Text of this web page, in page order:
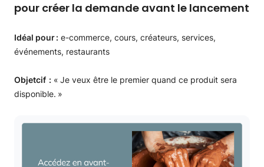
pour créer la demande avant le lancement
Idéal pour : e-commerce, cours, créateurs, services,
événements, restaurants
Objetcif : « Je veux être le premier quand ce produit sera
disponible. »